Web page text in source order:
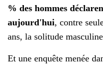
% des hommes
aujourd'hui, contre
ans, la solitude
Et une enquête menée